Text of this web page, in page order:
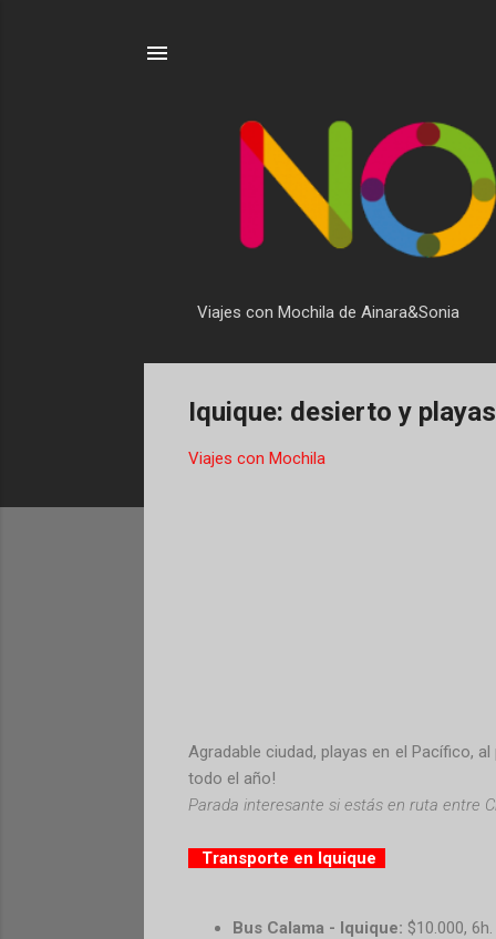
Viajes con Mochila de Ainara&Sonia
Iquique: desierto y
Viajes con Mochila
Agradable ciudad, playas en el Pacífico,
todo el año!
Parada interesante si estás en ruta entre
Transporte en Iquique
Bus Calama - Iquique: $10.000,